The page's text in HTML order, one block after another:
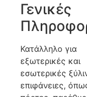
Γενικές
Κατάλληλο για
εξωτερικές και
εσωτερικές
επιφάνειες,